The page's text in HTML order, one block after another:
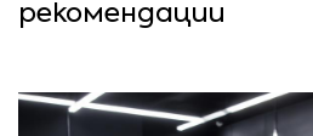
рекомендации